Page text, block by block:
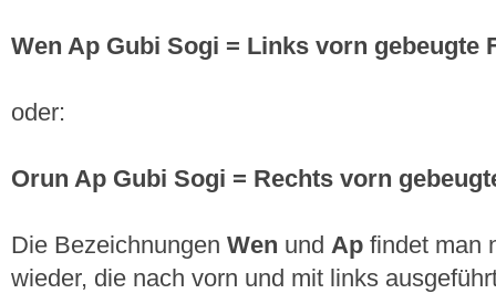
Wen Ap Gubi Sogi = Links vorn gebeugte
oder:
Orun Ap Gubi Sogi = Rechts vorn
Die Bezeichnungen Wen und Ap findet man
wieder, die nach vorn und mit links